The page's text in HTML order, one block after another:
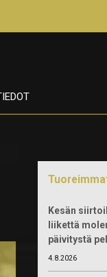
Kesän
liikettä
päivitystä
4.8.2026